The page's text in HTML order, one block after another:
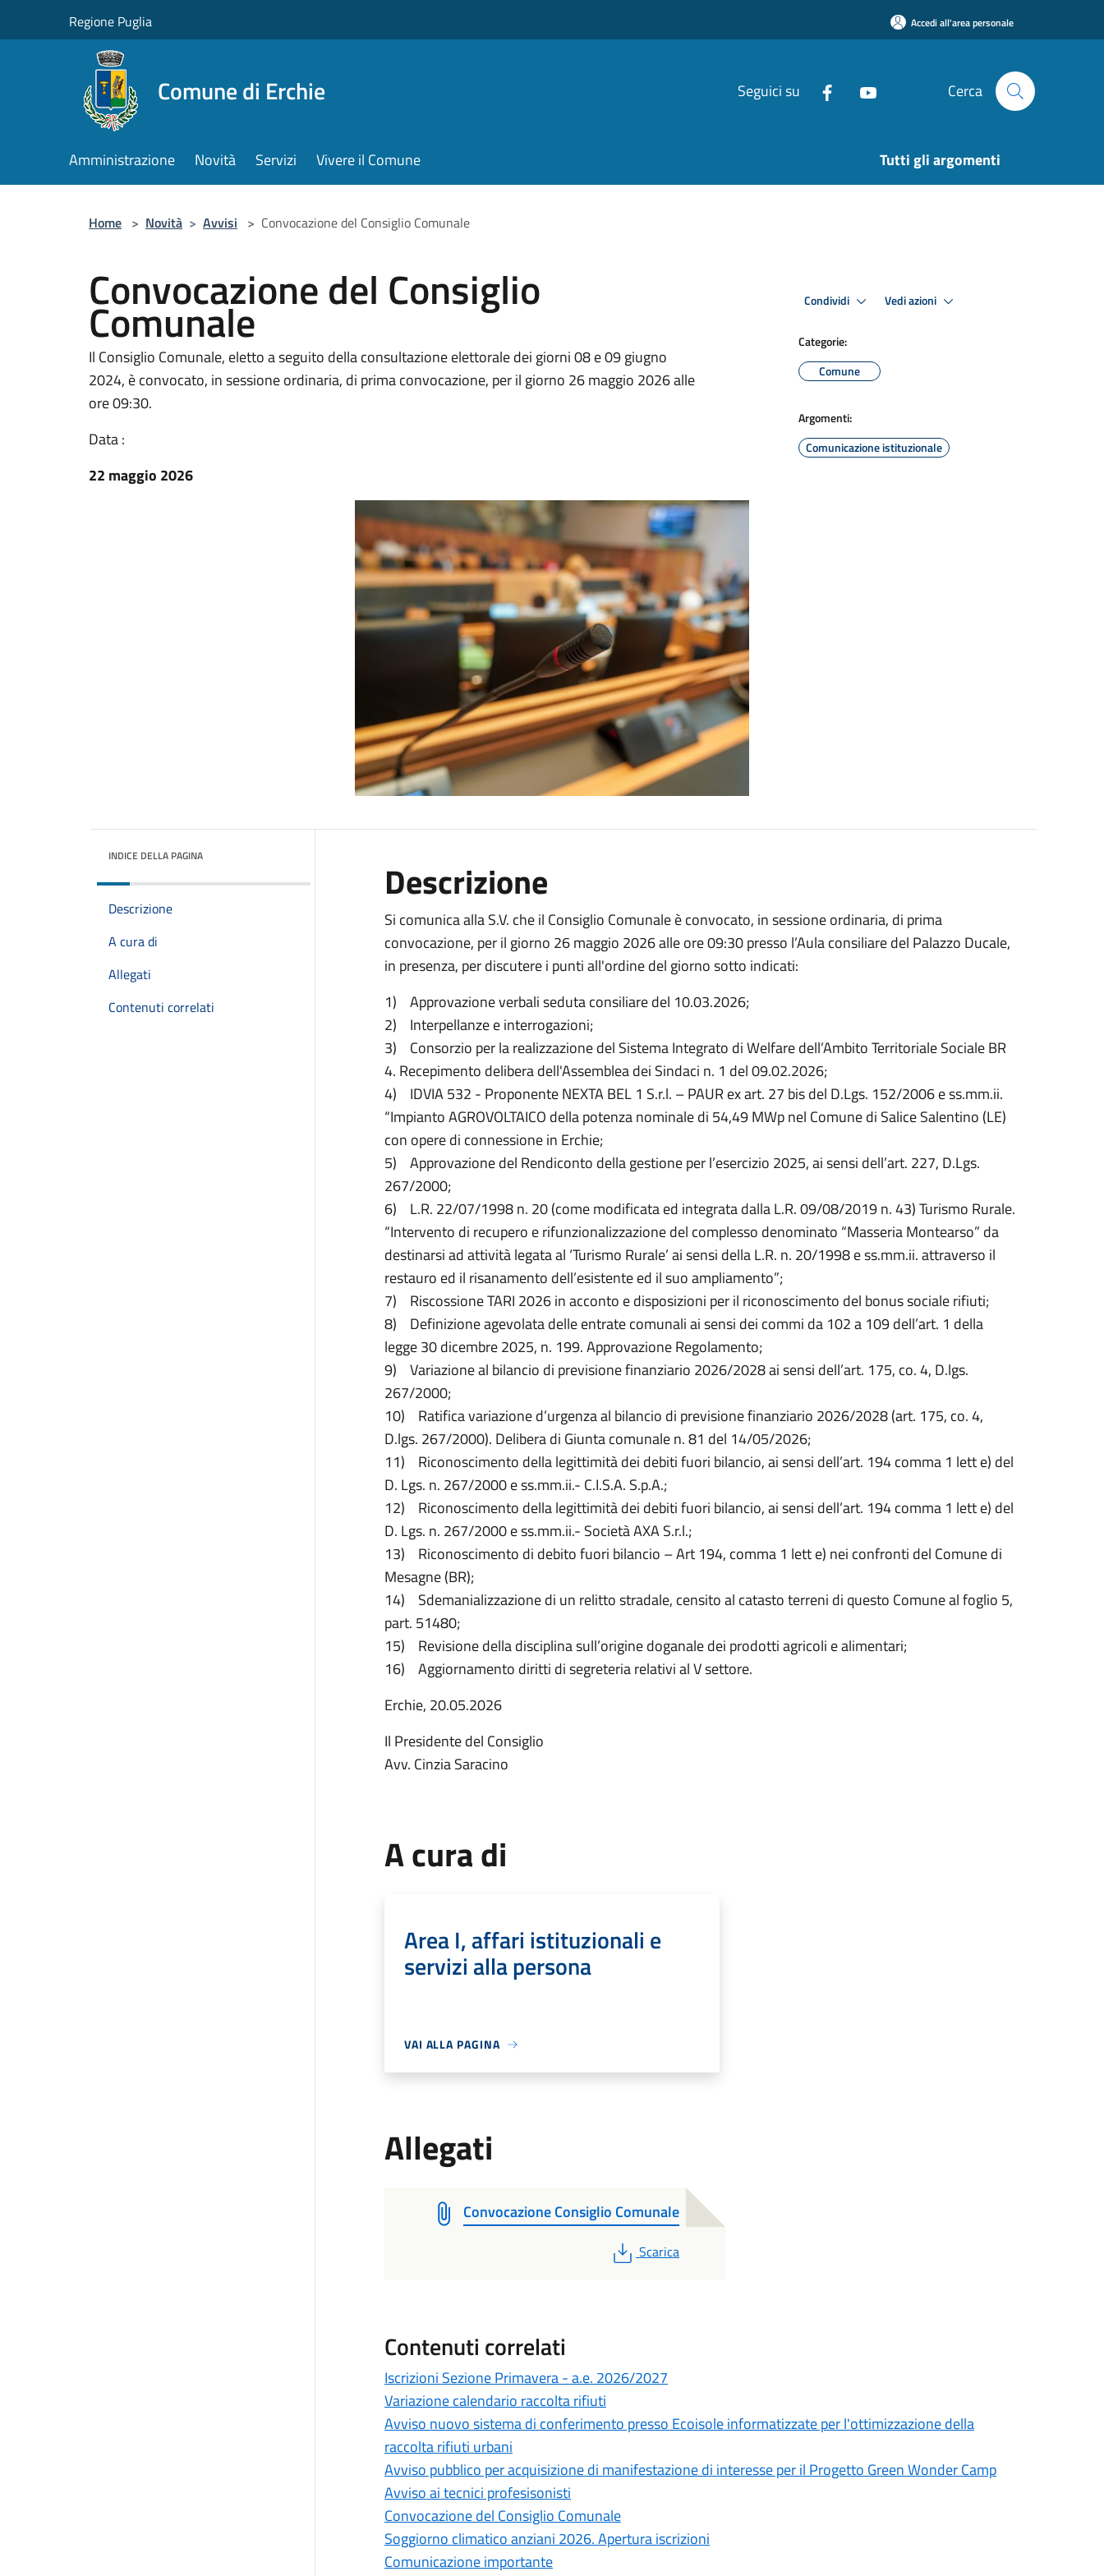
Regione Puglia Accedi all'area personale
Comune di Erchie Seguici su Cerca
Amministrazione Novità Servizi Vivere il Comune Tutti gli argomenti
Home > Novità > Avvisi > Convocazione del Consiglio Comunale
Convocazione del Consiglio
Comunale
Il Consiglio Comunale, eletto a seguito della consultazione elettorale dei giorni 08 e 09 giugno
2024, è convocato, in sessione ordinaria, di prima convocazione, per il giorno 26 maggio 2026 alle
ore 09:30.
Data :
22 maggio 2026
Condividi Vedi azioni
Categorie:
Comune
Argomenti:
Comunicazione istituzionale
INDICE DELLA PAGINA
Descrizione
A cura di
Allegati
Contenuti correlati
Descrizione
Si comunica alla S.V. che il Consiglio Comunale è convocato, in sessione ordinaria, di prima
convocazione, per il giorno 26 maggio 2026 alle ore 09:30 presso l’Aula consiliare del Palazzo Ducale,
in presenza, per discutere i punti all'ordine del giorno sotto indicati:
1) Approvazione verbali seduta consiliare del 10.03.2026;
2) Interpellanze e interrogazioni;
3) Consorzio per la realizzazione del Sistema Integrato di Welfare dell’Ambito Territoriale Sociale BR
4. Recepimento delibera dell'Assemblea dei Sindaci n. 1 del 09.02.2026;
4) IDVIA 532 - Proponente NEXTA BEL 1 S.r.l. – PAUR ex art. 27 bis del D.Lgs. 152/2006 e ss.mm.ii.
“Impianto AGROVOLTAICO della potenza nominale di 54,49 MWp nel Comune di Salice Salentino (LE)
con opere di connessione in Erchie;
5) Approvazione del Rendiconto della gestione per l’esercizio 2025, ai sensi dell’art. 227, D.Lgs.
267/2000;
6) L.R. 22/07/1998 n. 20 (come modificata ed integrata dalla L.R. 09/08/2019 n. 43) Turismo Rurale.
“Intervento di recupero e rifunzionalizzazione del complesso denominato “Masseria Montearso” da
destinarsi ad attività legata al ‘Turismo Rurale’ ai sensi della L.R. n. 20/1998 e ss.mm.ii. attraverso il
restauro ed il risanamento dell’esistente ed il suo ampliamento”;
7) Riscossione TARI 2026 in acconto e disposizioni per il riconoscimento del bonus sociale rifiuti;
8) Definizione agevolata delle entrate comunali ai sensi dei commi da 102 a 109 dell’art. 1 della
legge 30 dicembre 2025, n. 199. Approvazione Regolamento;
9) Variazione al bilancio di previsione finanziario 2026/2028 ai sensi dell’art. 175, co. 4, D.lgs.
267/2000;
10) Ratifica variazione d’urgenza al bilancio di previsione finanziario 2026/2028 (art. 175, co. 4,
D.lgs. 267/2000). Delibera di Giunta comunale n. 81 del 14/05/2026;
11) Riconoscimento della legittimità dei debiti fuori bilancio, ai sensi dell’art. 194 comma 1 lett e) del
D. Lgs. n. 267/2000 e ss.mm.ii.- C.I.S.A. S.p.A.;
12) Riconoscimento della legittimità dei debiti fuori bilancio, ai sensi dell’art. 194 comma 1 lett e) del
D. Lgs. n. 267/2000 e ss.mm.ii.- Società AXA S.r.l.;
13) Riconoscimento di debito fuori bilancio – Art 194, comma 1 lett e) nei confronti del Comune di
Mesagne (BR);
14) Sdemanializzazione di un relitto stradale, censito al catasto terreni di questo Comune al foglio 5,
part. 51480;
15) Revisione della disciplina sull’origine doganale dei prodotti agricoli e alimentari;
16) Aggiornamento diritti di segreteria relativi al V settore.
Erchie, 20.05.2026
Il Presidente del Consiglio
Avv. Cinzia Saracino
A cura di
Area I, affari istituzionali e
servizi alla persona
VAI ALLA PAGINA
Allegati
Convocazione Consiglio Comunale
PDF
Scarica
Contenuti correlati
Iscrizioni Sezione Primavera - a.e. 2026/2027
Variazione calendario raccolta rifiuti
Avviso nuovo sistema di conferimento presso Ecoisole informatizzate per l'ottimizzazione della
raccolta rifiuti urbani
Avviso pubblico per acquisizione di manifestazione di interesse per il Progetto Green Wonder Camp
Avviso ai tecnici profesisonisti
Convocazione del Consiglio Comunale
Soggiorno climatico anziani 2026. Apertura iscrizioni
Comunicazione importante